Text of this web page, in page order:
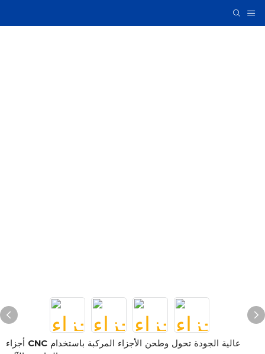
أجزاء CNC عالية الجودة تحول وطحن الأجزاء المركبة باستخدام